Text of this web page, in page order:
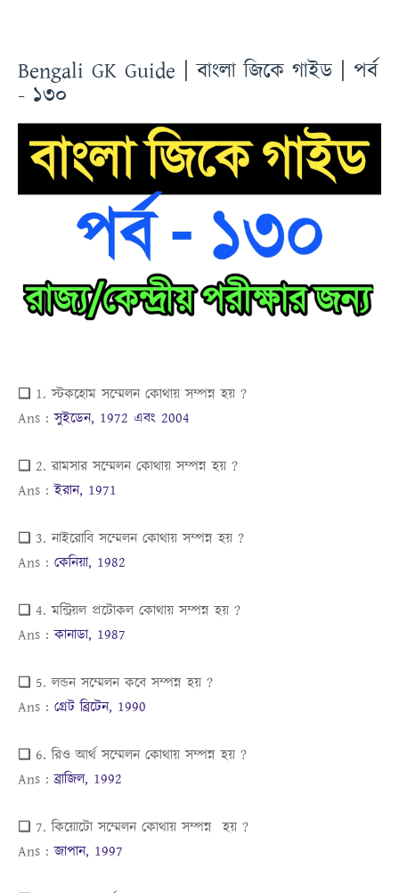
Bengali GK Guide | বাংলা জিকে গাইড | পর্ব
- ১৩০
❏ 1. স্টকহোম সম্মেলন কোথায় সম্পন্ন হয় ?
Ans :সুইডেন, 1972 এবং 2004
❏ 2. রামসার সম্মেলন কোথায় সম্পন্ন হয় ?
Ans :ইরান, 1971
❏ 3. নাইরোবি সম্মেলন কোথায় সম্পন্ন হয় ?
Ans : কেনিয়া, 1982
❏ 4. মন্ট্রিয়ল প্রটোকল কোথায় সম্পন্ন হয় ?
Ans :কানাডা, 1987
❏ 5. লন্ডন সম্মেলন কবে সম্পন্ন হয় ?
Ans : গ্রেট ব্রিটেন, 1990
❏ 6. রিও আর্থ সম্মেলন কোথায় সম্পন্ন হয় ?
Ans :ব্রাজিল, 1992
❏ 7. কিয়োটো সম্মেলন কোথায় সম্পন্ন হয় ?
Ans :জাপান, 1997